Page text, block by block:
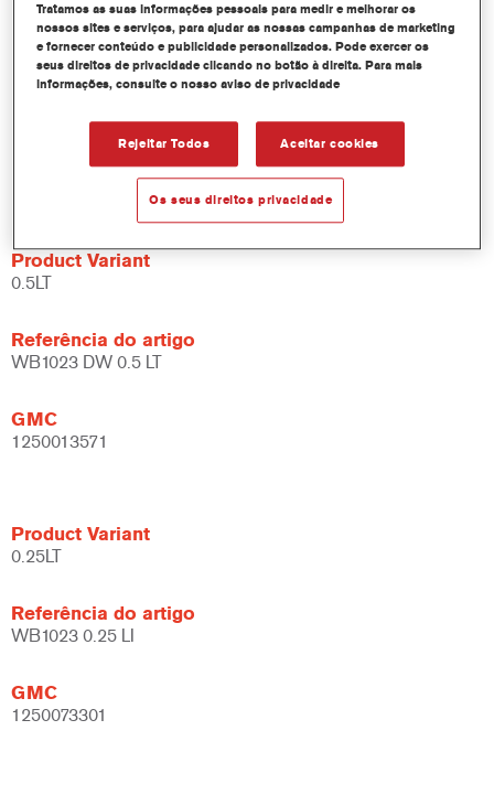
correspondência de cor.
Utilização rápida e económica, aumentando o rendimento e
produtividade.
Dispõe de um sistema de corantes e resinas específicos e
abrangentes.
Ampla gama de aplicações.
Flexível - pode ser utilizado sob diferentes condições
climáticas e através de diferentes técnicas de aplicação.
Product Variant
0.5LT
Referência do artigo
WB1023 DW 0.5 LT
GMC
1250013571
Product Variant
0.25LT
Referência do artigo
WB1023 0.25 LI
GMC
1250073301
Tratamos as suas informações pessoais para medir e melhorar os
nossos sites e serviços, para ajudar as nossas campanhas de marketing
e fornecer conteúdo e publicidade personalizados. Pode exercer os
seus direitos de privacidade clicando no botão à direita. Para mais
informações, consulte o nosso aviso de privacidade
Rejeitar Todos Aceitar cookies
Os seus direitos privacidade